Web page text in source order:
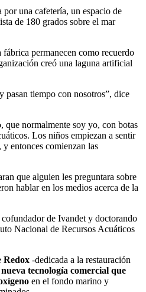
una cafetería, un espacio de
de 180 grados sobre el mar
permanecen como recuerdo
creó una laguna artificial
pasan tiempo con nosotros”, dice
que normalmente soy yo, con botas
Los niños empiezan a sentir
y entonces comienzan las
que alguien les preguntara sobre
hablar en los medios acerca de la
cofundador de Ivandet y doctorando
Nacional de Recursos Acuáticos
Redox -dedicada a la restauración
nueva tecnología comercial que
en el fondo marino y